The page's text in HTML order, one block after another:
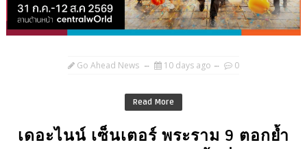
Go Ahead News 10 days ago 0
Read More
เดอะไนน์ เซ็นเตอร์ พระราม 9 ตอกย้ำ